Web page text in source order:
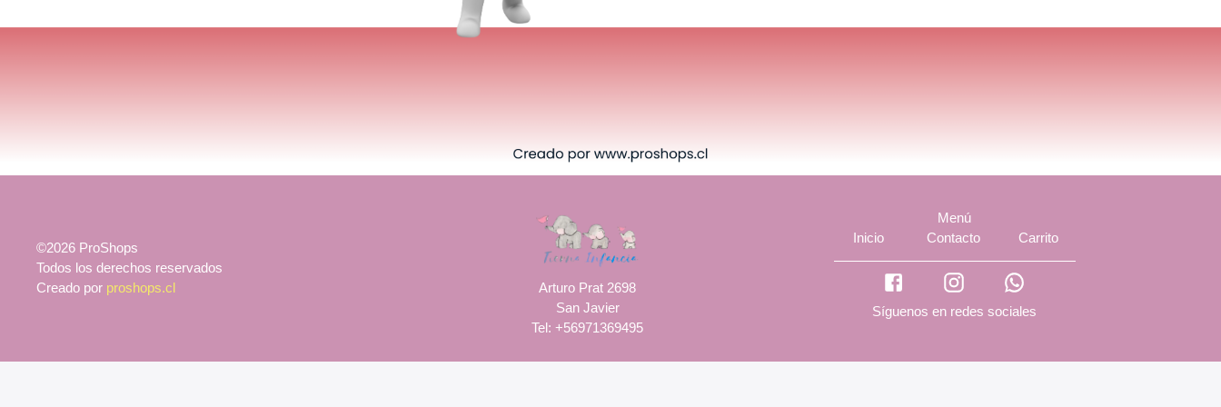
©2026 ProShops
Todos los derechos reservados
Creado por proshops.cl
Arturo Prat 2698
San Javier
Tel: +56971369495
Menú
Inicio
Contacto Carrito
Síguenos en redes sociales